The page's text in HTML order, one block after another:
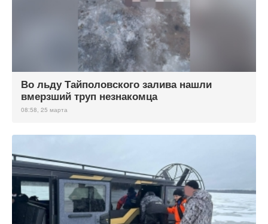
Во льду Тайполовского залива нашли
вмерзший труп незнакомца
08:58, 25 марта